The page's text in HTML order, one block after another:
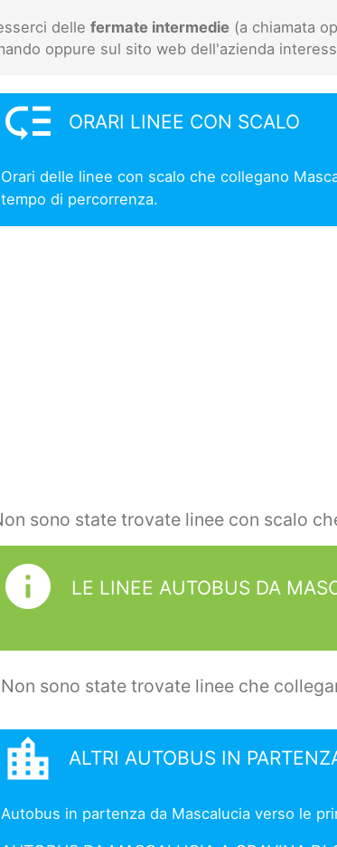
dellefermate intermedie (a chiamata
oppure sul sito web dell'azienda
low_priority ORARI LINEE CON SCALO
Orari delle linee con scalo che collegano
tempo di percorrenza.
sono state trovate linee con scalo
info LE LINEE AUTOBUS DA
Non sono state trovate linee che
location_city ALTRI AUTOBUS IN
Autobus in partenza da Mascalucia verso le